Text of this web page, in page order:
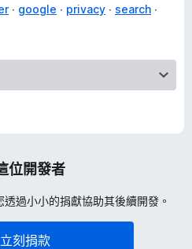
google privacy
search
位開發者
過小小的捐獻協助其後續開發。
立刻捐款